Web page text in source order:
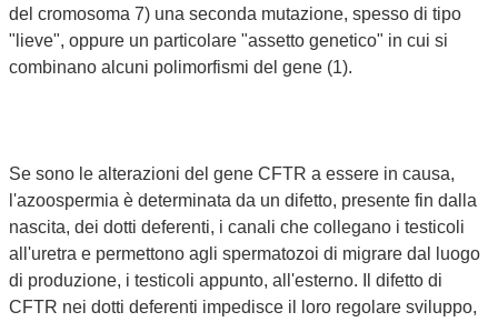
del cromosoma 7) una seconda mutazione, spesso di tipo
"lieve", oppure un particolare "assetto genetico" in cui si
combinano alcuni polimorfismi del gene (1).
Se sono le alterazioni del gene CFTR a essere in causa,
l'azoospermia è determinata da un difetto, presente fin dalla
nascita, dei dotti deferenti, i canali che collegano i testicoli
all'uretra e permettono agli spermatozoi di migrare dal luogo
di produzione, i testicoli appunto, all'esterno. Il difetto di
CFTR nei dotti deferenti impedisce il loro regolare sviluppo,